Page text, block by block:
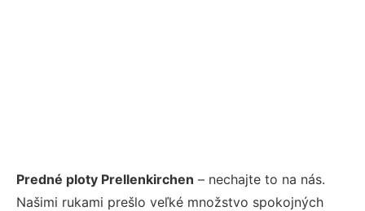
Predné ploty Prellenkirchen – nechajte to na nás.
Našimi rukami prešlo veľké množstvo spokojných